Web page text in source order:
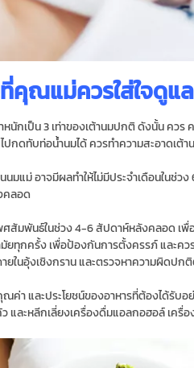
คุณแม่ควรใส่ใจดูแ
หนักเป็น 3 เท่าของเต้านมปกติ ดังนั้น คว
ไปกดทับท่อน้ำนมได้ ควรทำความสะอาดเ
นมแม่ อาจมีผลทําให้ไม่มีประจําเดือนในช่ว
คลอด
สัมพันธ์ในช่วง 4-6 สัปดาห์หลังคลอด เพื่
มัยทุกครั้ง เพื่อป้องกันการตั้งครรภ์ และ
ในอุ้งเชิงกราน และตรวจหาความผิดปก
า และประโยชน์ของอาหารที่ต้องได้รับอ
และหลีกเลี่ยงเครื่องดื่มแอลกอฮอล์ เครื่อ